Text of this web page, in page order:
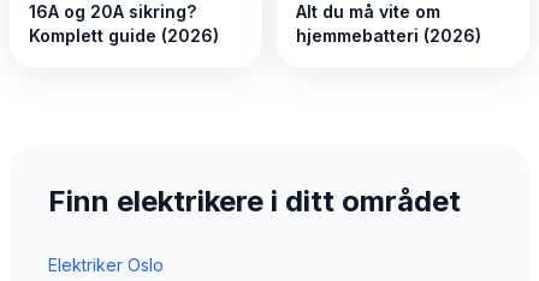
16A og 20A sikring?
Komplett guide (2026)
Alt du må vite om
hjemmebatteri (2026)
Finn elektrikere i ditt området
Elektriker Oslo